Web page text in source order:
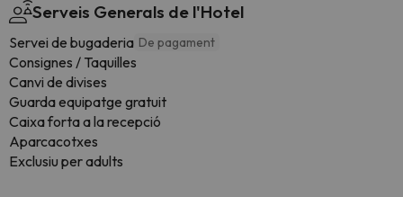
Serveis Generals de l'Hotel
Servei de bugaderia De pagament
Consignes / Taquilles
Canvi de divises
Guarda equipatge gratuit
Caixa forta a la recepció
Aparcacotxes
Exclusiu per adults